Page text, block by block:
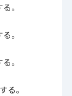
。
。
。
る。